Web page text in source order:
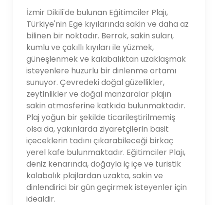
İzmir Dikili'de bulunan Eğitimciler Plajı,
Türkiye'nin Ege kıyılarında sakin ve daha az
bilinen bir noktadır. Berrak, sakin suları,
kumlu ve çakıllı kıyıları ile yüzmek,
güneşlenmek ve kalabalıktan uzaklaşmak
isteyenlere huzurlu bir dinlenme ortamı
sunuyor. Çevredeki doğal güzellikler,
zeytinlikler ve doğal manzaralar plajın
sakin atmosferine katkıda bulunmaktadır.
Plaj yoğun bir şekilde ticarileştirilmemiş
olsa da, yakınlarda ziyaretçilerin basit
içeceklerin tadını çıkarabileceği birkaç
yerel kafe bulunmaktadır. Eğitimciler Plajı,
deniz kenarında, doğayla iç içe ve turistik
kalabalık plajlardan uzakta, sakin ve
dinlendirici bir gün geçirmek isteyenler için
idealdir.